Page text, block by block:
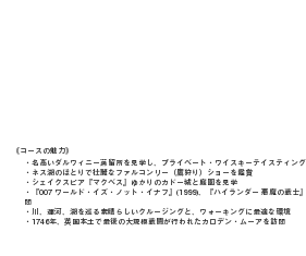
《​コースの魅力》
・名高いダルウィニー蒸留所を見学し、プライベート・ウイスキーテイスティン
・ネス湖のほとりで壮麗なファルコンリー（鷹狩り）ショーを鑑賞
・シェイクスピア『マクベス』ゆかりのカドー城と庭園を見学
・『007 ワールド・イズ・ノット・イナフ』(1999)、『ハイランダー 悪魔の戦士
問
・川、運河、湖を巡る素晴らしいクルージングと、ウォーキングに最適な環境
・1746年、英国本土で最後の大規模戦闘が行われたカロデン・ムーアを訪問